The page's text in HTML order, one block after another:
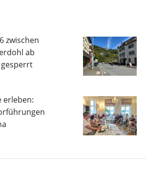
zwischen
ab
erleben: